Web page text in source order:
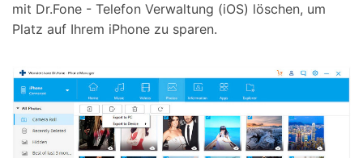
mit Dr.Fone - Telefon Verwaltung (iOS) löschen, um
Platz auf Ihrem iPhone zu sparen.